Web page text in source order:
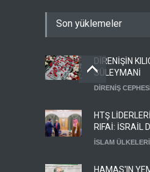
Son yüklemeler
DİRENİŞİN
SÜLEYMANİ
DİRENİŞ
HTŞ
RIFAİ: İSRAİL
HERKESLE
İSLAM ÜLKELERİ
HAMAS'IN